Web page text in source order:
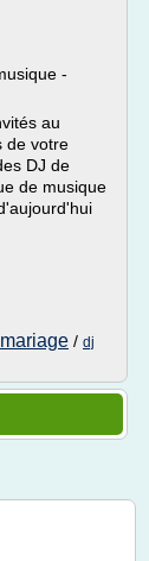
-
au
de votre
DJ de
de musique
/ dj